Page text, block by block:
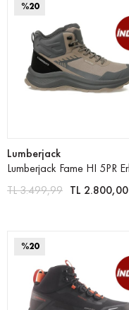
Lumberjack
TL 2.800,00
TL 3.499,99
%20
%20